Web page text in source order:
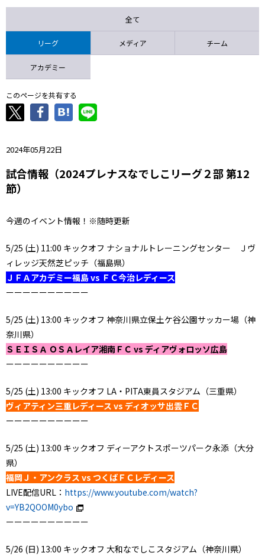
全て
リーグ メディア チーム
アカデミー
このページを共有する
2024年05月22日
試合情報（2024プレナスなでしこリーグ２部 第12
節）
今週のイベント情報！※随時更新
5/25 (土) 11:00 キックオフ ナショナルトレーニングセンター Ｊヴ
ィレッジ天然芝ピッチ（福島県）
ＪＦＡアカデミー福島 vs ＦＣ今治レディース
ーーーーーーーーーー
5/25 (土) 13:00 キックオフ 神奈川県立保土ケ谷公園サッカー場（神
奈川県）
ＳＥＩＳＡ ＯＳＡレイア湘南ＦＣ vs ディアヴォロッソ広島
ーーーーーーーーーー
5/25 (土) 13:00 キックオフ LA・PITA東員スタジアム（三重県）
ヴィアティン三重レディース vs ディオッサ出雲ＦＣ
ーーーーーーーーーー
5/25 (土) 13:00 キックオフ ディーアクトスポーツパーク永添（大分
県）
福岡Ｊ・アンクラス vs つくばＦＣレディース
LIVE配信URL： https://www.youtube.com/watch?
v=YB2QOOM0ybo
ーーーーーーーーーー
5/26 (日) 13:00 キックオフ 大和なでしこスタジアム（神奈川県）